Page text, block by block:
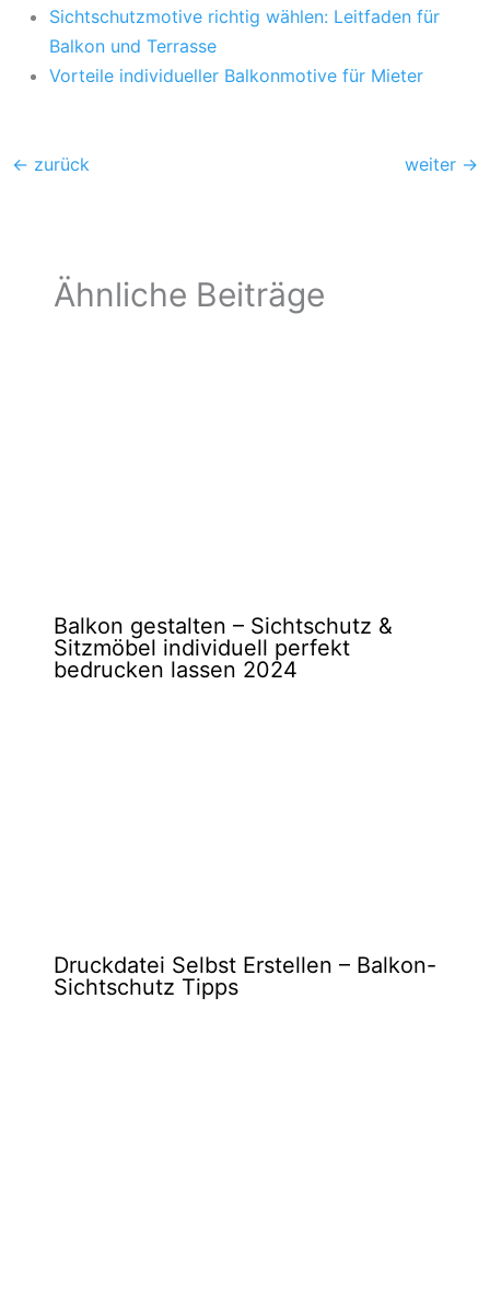
Sichtschutzmotive richtig wählen: Leitfaden für
Balkon und Terrasse
Vorteile individueller Balkonmotive für Mieter
← zurück weiter →
Ähnliche Beiträge
Balkon gestalten – Sichtschutz &
Sitzmöbel individuell perfekt
bedrucken lassen 2024
Druckdatei Selbst Erstellen – Balkon-
Sichtschutz Tipps